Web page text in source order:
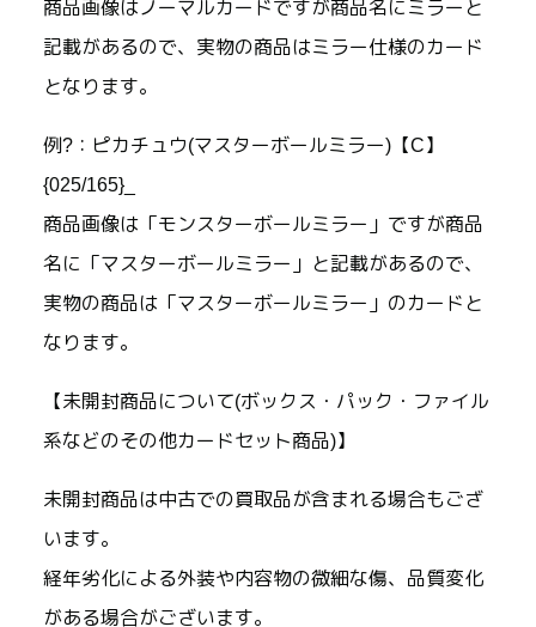
商品画像はノーマルカードですが商品名にミラーと
記載があるので、実物の商品はミラー仕様のカード
となります。
例?：ピカチュウ(マスターボールミラー)【C】
{025/165}_
商品画像は「モンスターボールミラー」ですが商品
名に「マスターボールミラー」と記載があるので、
実物の商品は「マスターボールミラー」のカードと
なります。
【未開封商品について(ボックス・パック・ファイル
系などのその他カードセット商品)】
未開封商品は中古での買取品が含まれる場合もござ
います。
経年劣化による外装や内容物の微細な傷、品質変化
がある場合がございます。